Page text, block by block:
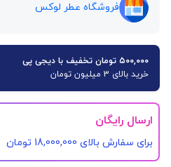
فروشگاه عطر لوکس
۵۰۰,۰۰۰ تومان تخفیف با دیجی پی
خرید بالای 3 میلیون تومان
ارسال رایگان
برای سفارش‌ بالای 18,000,000 تومان